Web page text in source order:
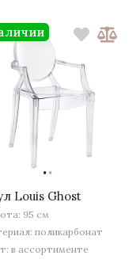
··
Louis Ghost
95 см
поликарбонат
в ассортименте